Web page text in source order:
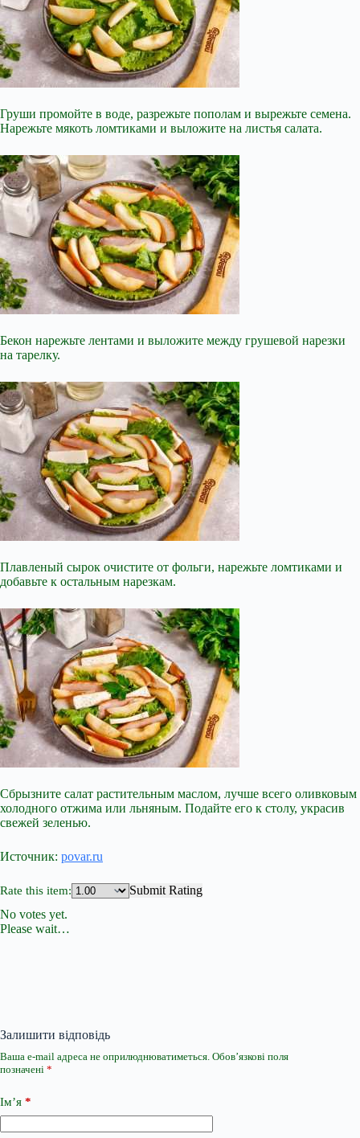
Груши промойте в воде, разрежьте пополам и вырежьте семена.
Нарежьте мякоть ломтиками и выложите на листья салата.
Бекон нарежьте лентами и выложите между грушевой нарезки
на тарелку.
Плавленый сырок очистите от фольги, нарежьте ломтиками и
добавьте к остальным нарезкам.
Сбрызните салат растительным маслом, лучше всего оливковым
холодного отжима или льняным. Подайте его к столу, украсив
свежей зеленью.
Источник: povar.ru
Rate this item:
Submit Rating
No votes yet.
Please wait…
Залишити відповідь
Ваша e-mail адреса не оприлюднюватиметься. Обов’язкові поля
позначені *
Ім’я *